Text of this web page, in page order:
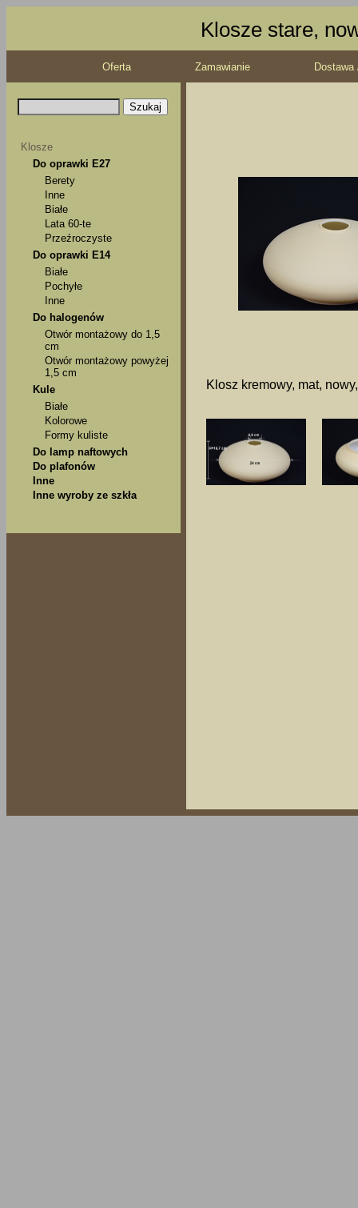
Klosze stare,
Oferta Zamawianie
Klosze
Do oprawki E27
Berety
Inne
Białe
Lata 60-te
Przeźroczyste
Do oprawki E14
Białe
Pochyłe
Inne
Do halogenów
Otwór montażowy do 1,5
cm
Otwór montażowy powyżej
1,5 cm
Kule
Białe
Kolorowe
Formy kuliste
Do lamp naftowych
Do plafonów
Inne
Inne wyroby ze szkła
Klosz kremowy, mat, nowy,